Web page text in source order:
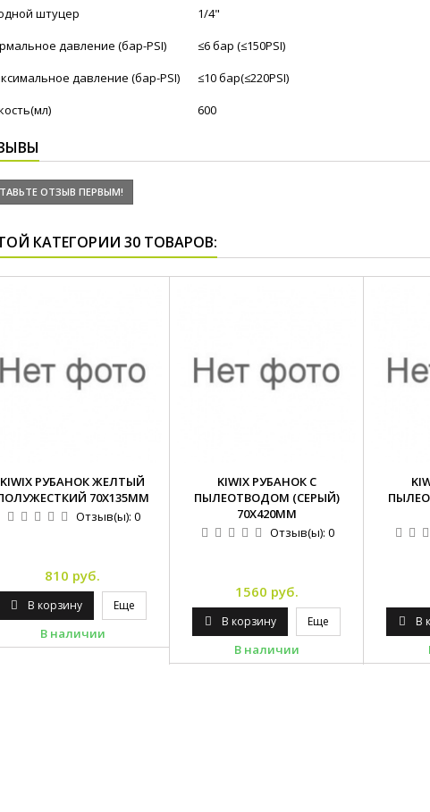
штуцер
1/4"
давление (бар-PSI)
≤6 бар (≤150PSI)
давление (бар-PSI)
≤10 бар(≤220PSI)
600
ОТЗЫВ ПЕРВЫМ!
КАТЕГОРИИ 30 ТОВАРОВ:
KIWIX РУБАНОК ЖЕЛТЫЙ
70Х135ММ
Отзыв(ы): 0
810 руб.
В корзину Еще
В наличии
KIWIX РУБАНОК С
ПЫЛЕОТВОДОМ (СЕРЫЙ)
70Х420ММ
Отзыв(ы): 0
1560 руб.
В корзину Еще
В наличии
В